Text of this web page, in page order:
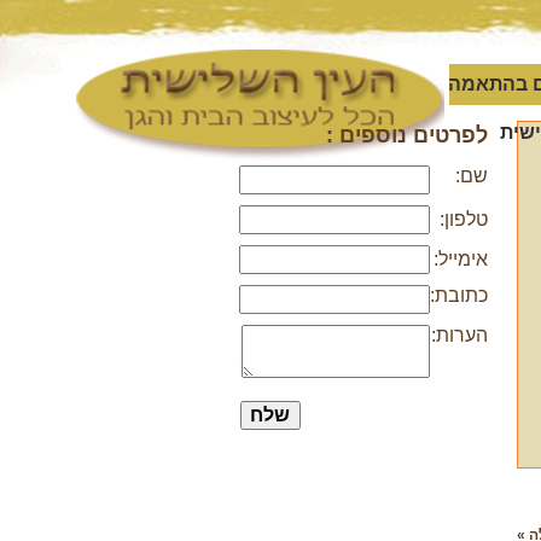
בהתאמה
לפרטים נוספים :
שם:
טלפון:
אימייל:
כתובת:
הערות:
»